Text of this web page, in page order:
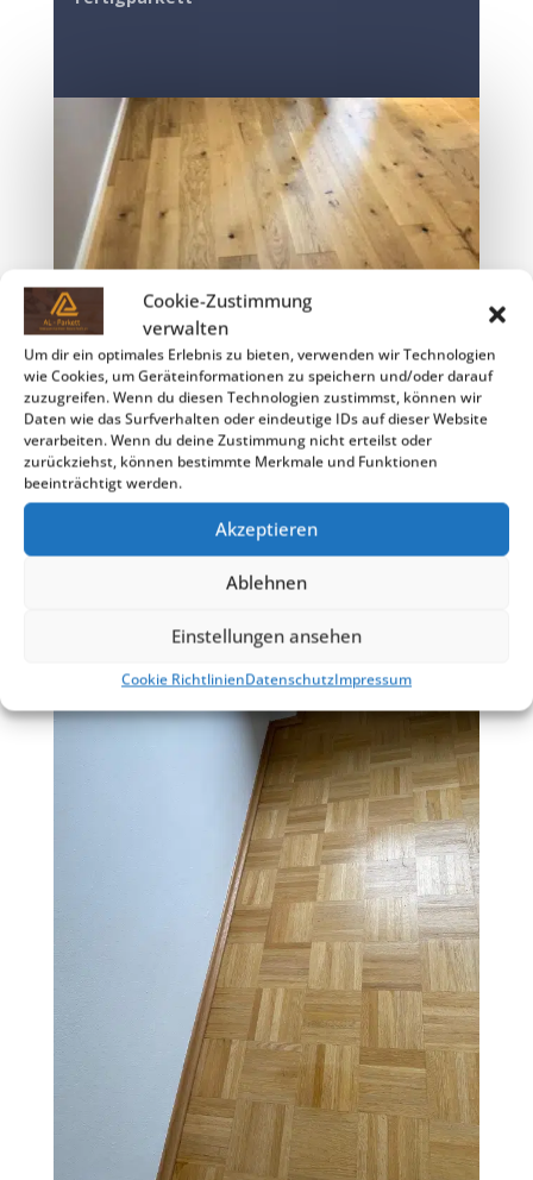
Cookie-Zustimmung
verwalten
Um dir ein optimales Erlebnis zu bieten, verwenden wir Technologien
wie Cookies, um Geräteinformationen zu speichern und/oder darauf
zuzugreifen. Wenn du diesen Technologien zustimmst, können wir
Daten wie das Surfverhalten oder eindeutige IDs auf dieser Website
verarbeiten. Wenn du deine Zustimmung nicht erteilst oder
zurückziehst, können bestimmte Merkmale und Funktionen
beeinträchtigt werden.
Akzeptieren
Ablehnen
Einstellungen ansehen
Cookie RichtlinienDatenschutzImpressum